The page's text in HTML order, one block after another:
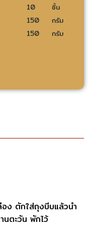
10
ชิ้น
150
กรัม
150
กรัม
อง ตักใส่ถุงบีบแล้วนำ
นตะวัน พักไว้